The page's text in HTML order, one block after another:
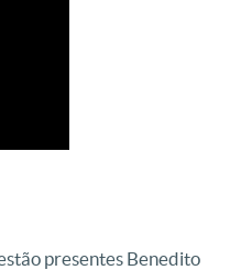
presentes Benedito